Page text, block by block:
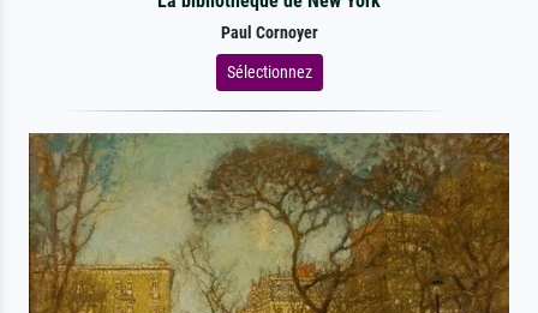
Paul Cornoyer
Sélectionnez